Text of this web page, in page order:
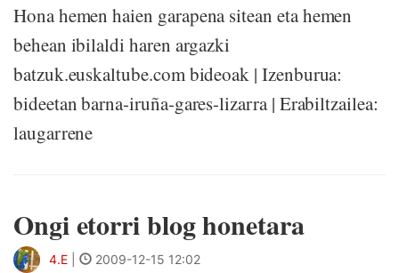
Hona hemen haien garapena sitean eta hemen
behean ibilaldi haren argazki
batzuk.euskaltube.com bideoak | Izenburua:
bideetan barna-iruña-gares-lizarra | Erabiltzailea:
laugarrene
Ongi etorri blog honetara
4.E 2009-12-15 12:02